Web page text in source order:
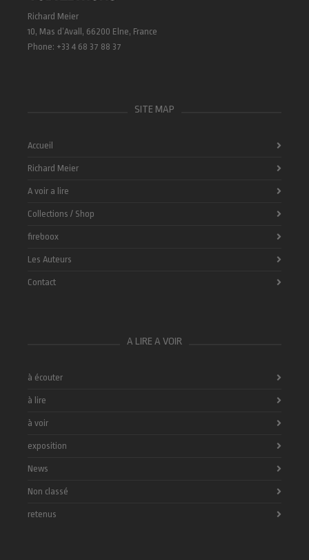
Richard Meier
10, Mas d’Avall, 66200 Elne, France
Phone: +33 4 68 37 88 37
SITE MAP
Accueil
Richard Meier
A voir a lire
Collections / Shop
fireboox
Les Auteurs
Contact
A LIRE A VOIR
à écouter
à lire
à voir
exposition
News
Non classé
retenus